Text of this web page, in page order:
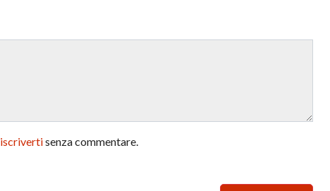
iscrivertisenza commentare.